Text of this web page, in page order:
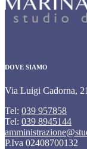
DOVE SIAMO
Via Luigi Cadorna,
Tel: 039 957858
Tel: 039 8945144
P.Iva 02408700132